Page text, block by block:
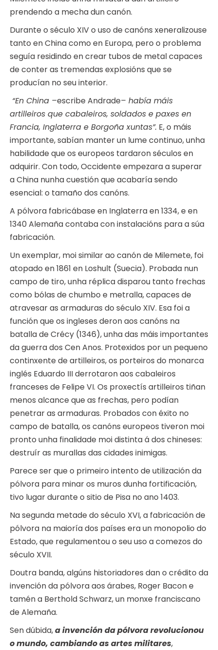
prendendo a mecha dun canón.
Durante o século XIV o uso de canóns xeneralizouse
tanto en China como en Europa, pero o problema
seguía residindo en crear tubos de metal capaces
de conter as tremendas explosións que se
producían no seu interior.
“En China –escribe Andrade– había máis
artilleiros que cabaleiros, soldados e paxes en
Francia, Inglaterra e Borgoña xuntas”. E, o máis
importante, sabían manter un lume continuo, unha
habilidade que os europeos tardaron séculos en
adquirir. Con todo, Occidente empezara a superar
a China nunha cuestión que acabaría sendo
esencial: o tamaño dos canóns.
A pólvora fabricábase en Inglaterra en 1334, e en
1340 Alemaña contaba con instalacións para a súa
fabricación.
Un exemplar, moi similar ao canón de Milemete, foi
atopado en 1861 en Loshult (Suecia). Probada nun
campo de tiro, unha réplica disparou tanto frechas
como bólas de chumbo e metralla, capaces de
atravesar as armaduras do século XIV. Esa foi a
función que os ingleses deron aos canóns na
batalla de Crécy (1346), unha das máis importantes
da guerra dos Cen Anos. Protexidos por un pequeno
continxente de artilleiros, os porteiros do monarca
inglés Eduardo III derrotaron aos cabaleiros
franceses de Felipe VI. Os proxectís artilleiros tiñan
menos alcance que as frechas, pero podían
penetrar as armaduras. Probados con éxito no
campo de batalla, os canóns europeos tiveron moi
pronto unha finalidade moi distinta á dos chineses:
destruír as murallas das cidades inimigas.
Parece ser que o primeiro intento de utilización da
pólvora para minar os muros dunha fortificación,
tivo lugar durante o sitio de Pisa no ano 1403.
Na segunda metade do século XVI, a fabricación de
pólvora na maioría dos países era un monopolio do
Estado, que regulamentou o seu uso a comezos do
século XVII.
Doutra banda, algúns historiadores dan o crédito da
invención da pólvora aos árabes, Roger Bacon e
tamén a Berthold Schwarz, un monxe franciscano
de Alemaña.
Sen dúbida,a invención da pólvora revolucionou
o mundo, cambiando as artes militares,